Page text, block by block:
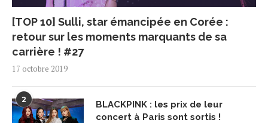
[TOP 10] Sulli, star émancipée en Corée :
retour sur les moments marquants de sa
carrière ! #27
17 octobre 2019
2
BLACKPINK : les prix de leur
concert à Paris sont sortis !